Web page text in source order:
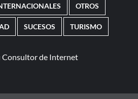
OTROS
SUCESOS TURISMO
Consultor de Internet